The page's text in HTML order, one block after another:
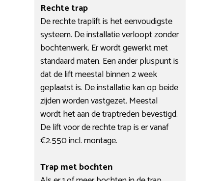
Rechte trap
De rechte traplift is het eenvoudigste
systeem. De installatie verloopt zonder
bochtenwerk. Er wordt gewerkt met
standaard maten. Een ander pluspunt is
dat de lift meestal binnen 2 week
geplaatst is. De installatie kan op beide
zijden worden vastgezet. Meestal
wordt het aan de traptreden bevestigd.
De lift voor de rechte trap is er vanaf
€2.550 incl. montage.
Trap met bochten